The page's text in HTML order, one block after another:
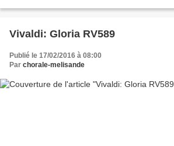
Vivaldi: Gloria RV589
Publié le 17/02/2016 à 08:00
Par chorale-melisande